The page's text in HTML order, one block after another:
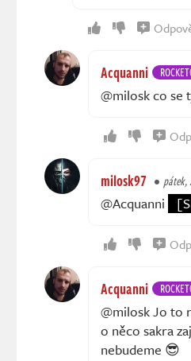
Acquanni
@milosk co se
milosk97 pátek,
@Acquanni
Acquanni
@milosk Jo to
o něco sakra
nebudeme 😎